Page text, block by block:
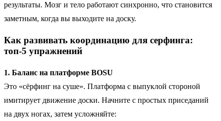
результаты. Мозг и тело работают синхронно, что становится
заметным, когда вы выходите на доску.
Как развивать координацию для серфинга:
топ-5 упражнений
1. Баланс на платформе BOSU
Это «сёрфинг на суше». Платформа с выпуклой стороной
имитирует движение доски. Начните с простых приседаний
на двух ногах, затем усложняйте: